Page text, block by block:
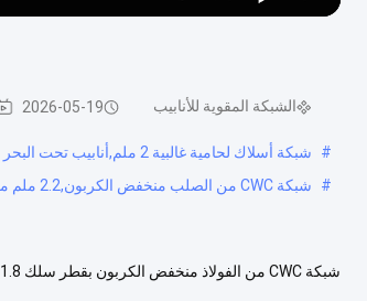
الشبكة المقوية للأنابيب 2026-05-19
#
شبكة أسلاك لحامية غالبية 2 ملم,أنابيب تحت البحر السلكية المصفوفة المصفوفة,شبكة لحامية غالبية 2 ملم
#
شبكة CWC من الصلب منخفض الكربون,2.2 ملم من الشبكة CWC